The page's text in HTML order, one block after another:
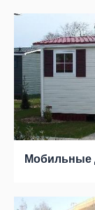
Мобильные